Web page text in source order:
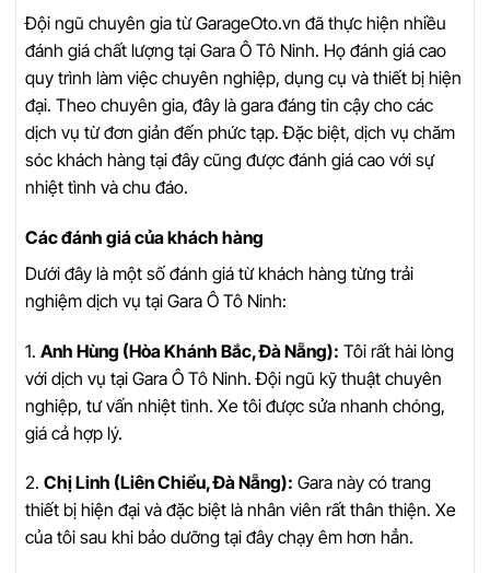
Đội ngũ chuyên gia từ GarageOto.vn đã thực hiện nhiều
đánh giá chất lượng tại Gara Ô Tô Ninh. Họ đánh giá cao
quy trình làm việc chuyên nghiệp, dụng cụ và thiết bị hiện
đại. Theo chuyên gia, đây là gara đáng tin cậy cho các
dịch vụ từ đơn giản đến phức tạp. Đặc biệt, dịch vụ chăm
sóc khách hàng tại đây cũng được đánh giá cao với sự
nhiệt tình và chu đáo.
Các đánh giá của khách hàng
Dưới đây là một số đánh giá từ khách hàng từng trải
nghiệm dịch vụ tại Gara Ô Tô Ninh:
1. Anh Hùng (Hòa Khánh Bắc, Đà Nẵng): Tôi rất hài lòng
với dịch vụ tại Gara Ô Tô Ninh. Đội ngũ kỹ thuật chuyên
nghiệp, tư vấn nhiệt tình. Xe tôi được sửa nhanh chóng,
giá cả hợp lý.
2. Chị Linh (Liên Chiểu, Đà Nẵng): Gara này có trang
thiết bị hiện đại và đặc biệt là nhân viên rất thân thiện. Xe
của tôi sau khi bảo dưỡng tại đây chạy êm hơn hẳn.